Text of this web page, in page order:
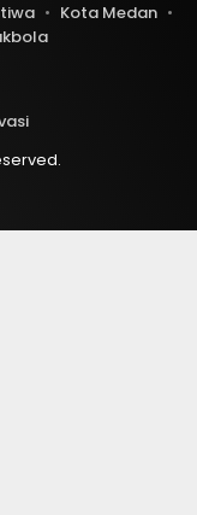
Kota Medan